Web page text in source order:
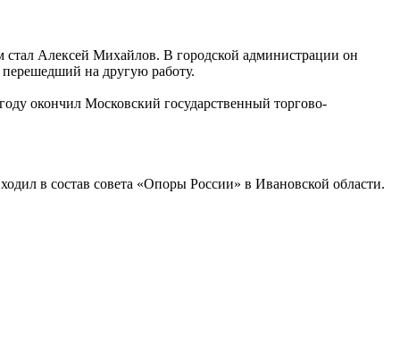
стал Алексей Михайлов. В городской администрации он
перешедший на другую работу.
окончил Московский государственный торгово-
в состав совета «Опоры России» в Ивановской области.